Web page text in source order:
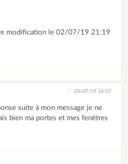
modification le 02/07/19 21:19
03/07/19 16:57
suite à mon message je ne
bien ma portes et mes fenêtres